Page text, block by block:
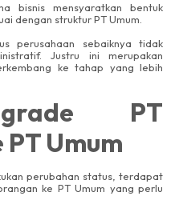
bisnis mensyaratkan bentuk
dengan struktur PT Umum.
perusahaan sebaiknya tidak
Justru ini merupakan
ke tahap yang lebih
PT
Umum
perubahan status, terdapat
ke PT Umum yang perlu